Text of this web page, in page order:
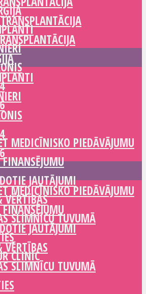
MEDICĪNISKO PIEDĀVĀJUMU
JAUTĀJUMI
SLIMNĪCU TUVUMĀ
CLINIC
MEDICĪNISKO PIEDĀVĀJUMU
JAUTĀJUMI
SLIMNĪCU TUVUMĀ